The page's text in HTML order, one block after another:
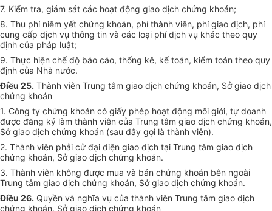
7. Kiểm tra, giám sát các hoạt động giao dịch chứng khoán;
8. Thu phí niêm yết chứng khoán, phí thành viên, phí giao dịch, phí
cung cấp dịch vụ thông tin và các loại phí dịch vụ khác theo quy
định của pháp luật;
9. Thực hiện chế độ báo cáo, thống kê, kế toán, kiểm toán theo quy
định của Nhà nước.
Điều 25. Thành viên Trung tâm giao dịch chứng khoán, Sở giao dịch
chứng khoán
1. Công ty chứng khoán có giấy phép hoạt động môi giới, tự doanh
được đăng ký làm thành viên của Trung tâm giao dịch chứng khoán,
Sở giao dịch chứng khoán (sau đây gọi là thành viên).
2. Thành viên phải cử đại diện giao dịch tại Trung tâm giao dịch
chứng khoán, Sở giao dịch chứng khoán.
3. Thành viên không được mua và bán chứng khoán bên ngoài
Trung tâm giao dịch chứng khoán, Sở giao dịch chứng khoán.
Điều 26. Quyền và nghĩa vụ của thành viên Trung tâm giao dịch
chứng khoán, Sở giao dịch chứng khoán